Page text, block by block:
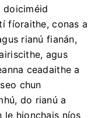
doiciméid
fíoraithe, conas a
rianú fianán,
agus
ceadaithe a
chun
do rianú a
le hionchais níos